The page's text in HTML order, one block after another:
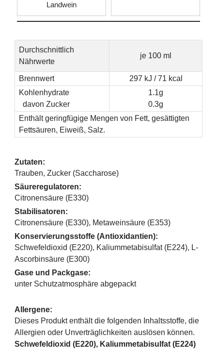
Landwein
Durchschnittlich
Nährwerte
je 100 ml
Brennwert
297 kJ / 71 kcal
Kohlenhydrate
davon Zucker
1.1g
0.3g
Enthält geringfügige Mengen von Fett, gesättigten
Fettsäuren, Eiweiß, Salz.
Zutaten:
Trauben, Zucker (Saccharose)
Säureregulatoren:
Citronensäure (E330)
Stabilisatoren:
Citronensäure (E330), Metaweinsäure (E353)
Konservierungsstoffe (Antioxidantien):
Schwefeldioxid (E220), Kaliummetabisulfat (E224), L-
Ascorbinsäure (E300)
Gase und Packgase:
unter Schutzatmosphäre abgepackt
Allergene:
Dieses Produkt enthält die folgenden Inhaltsstoffe, die
Allergien oder Unverträglichkeiten auslösen können.
Schwefeldioxid (E220), Kaliummetabisulfat (E224)